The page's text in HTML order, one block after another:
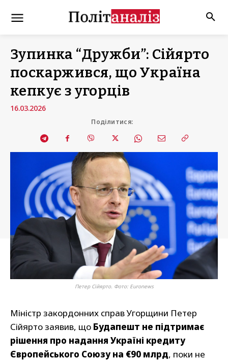
Зупинка “Дружби”: Сійярто
поскаржився, що Україна
кепкує з угорців
16.03.2026
Поділитися:
Петер Сійярто. Фото: Еuronews
Міністр закордонних справ Угорщини Петер
Сійярто заявив, що Будапешт не підтримає
рішення про надання Україні кредиту
Європейського Союзу на €90 млрд, поки не